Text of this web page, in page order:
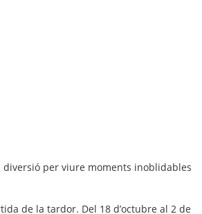
per viure moments inoblidables
de la tardor. Del 18 d’octubre al 2 de